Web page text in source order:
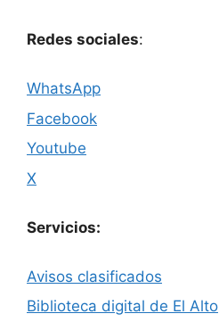
Redes sociales:
WhatsApp
Facebook
Youtube
X
Servicios:
Avisos clasificados
Biblioteca digital de El Alto